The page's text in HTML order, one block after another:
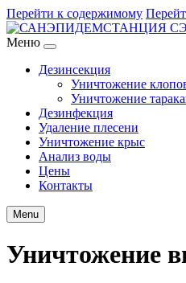
Перейти к содержимому
Меню
Дезинсекция
Уничтожение
Уничтожение
Дезинфекция
Удаление плесени
Уничтожение крыс
Анализ воды
Цены
Контакты
Menu
Уничтожение